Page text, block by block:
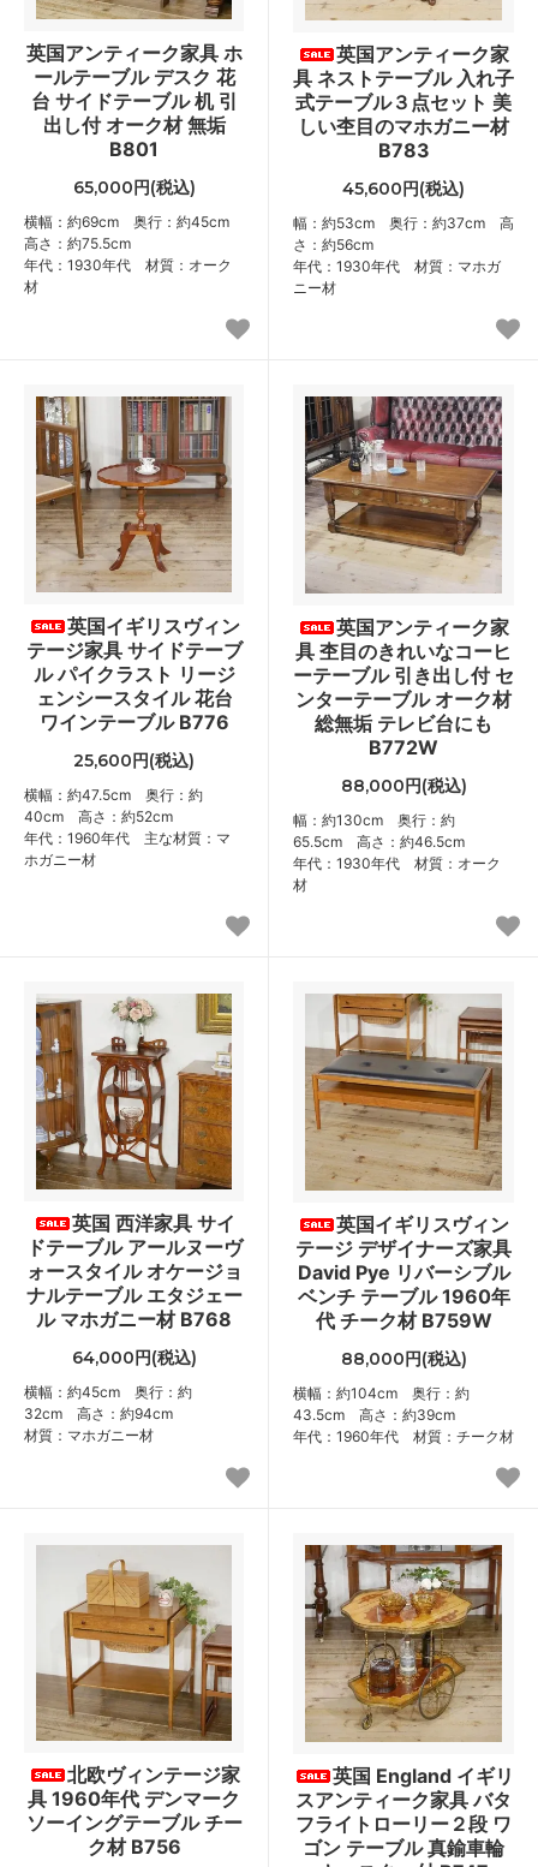
英国アンティーク家具 ホ
ールテーブル デスク 花
台 サイドテーブル 机 引
出し付 オーク材 無垢
B801
65,000円(税込)
横幅：約69cm 奥行：約45cm
高さ：約75.5cm
年代：1930年代 材質：オーク
材
英国アンティーク家
具 ネストテーブル 入れ子
式テーブル３点セット 美
しい杢目のマホガニー材
B783
45,600円(税込)
幅：約53cm 奥行：約37cm 高
さ：約56cm
年代：1930年代 材質：マホガ
ニー材
英国イギリスヴィン
テージ家具 サイドテーブ
ル パイクラスト リージ
ェンシースタイル 花台
ワインテーブル B776
25,600円(税込)
横幅：約47.5cm 奥行：約
40cm 高さ：約52cm
年代：1960年代 主な材質：マ
ホガニー材
英国アンティーク家
具 杢目のきれいなコーヒ
ーテーブル 引き出し付 セ
ンターテーブル オーク材
総無垢 テレビ台にも
B772W
88,000円(税込)
幅：約130cm 奥行：約
65.5cm 高さ：約46.5cm
年代：1930年代 材質：オーク
材
英国 西洋家具 サイ
ドテーブル アールヌーヴ
ォースタイル オケージョ
ナルテーブル エタジェー
ル マホガニー材 B768
64,000円(税込)
横幅：約45cm 奥行：約
32cm 高さ：約94cm
材質：マホガニー材
英国イギリスヴィン
テージ デザイナーズ家具
David Pye リバーシブル
ベンチ テーブル 1960年
代 チーク材 B759W
88,000円(税込)
横幅：約104cm 奥行：約
43.5cm 高さ：約39cm
年代：1960年代 材質：チーク材
北欧ヴィンテージ家
具 1960年代 デンマーク
ソーイングテーブル チー
ク材 B756
英国 England イギリ
スアンティーク家具 バタ
フライトローリー２段 ワ
ゴン テーブル 真鍮車輪